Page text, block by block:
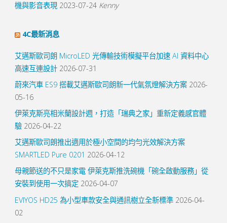
機與影音表現 2023-07-24 Kenny
4C最新消息
艾邁斯歐司朗 MicroLED 光傳輸技術模擬平台加速 AI 資料中心
高速互連設計 2026-07-31
蔚來汽車 ES9 搭載艾邁斯歐司朗新一代氣氛燈解決方案 2026-
05-16
伊萊克斯亮相米蘭設計週，打造「瑞典之家」重新定義感官體
驗 2026-04-22
艾邁斯歐司朗推出適用於極小空間的均勻光效解決方案
SMARTLED Pure 0201 2026-04-12
母親節送的不只是家電 伊萊克斯推洗碗機「碗全啟動服務」從
安裝到使用一次搞定 2026-04-07
EVIYOS HD25 為小型車款安全與通訊樹立全新標準 2026-04-
02